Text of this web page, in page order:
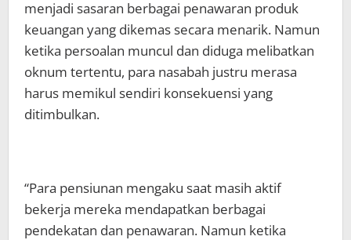
menjadi sasaran berbagai penawaran produk
keuangan yang dikemas secara menarik. Namun
ketika persoalan muncul dan diduga melibatkan
oknum tertentu, para nasabah justru merasa
harus memikul sendiri konsekuensi yang
ditimbulkan.
“Para pensiunan mengaku saat masih aktif
bekerja mereka mendapatkan berbagai
pendekatan dan penawaran. Namun ketika